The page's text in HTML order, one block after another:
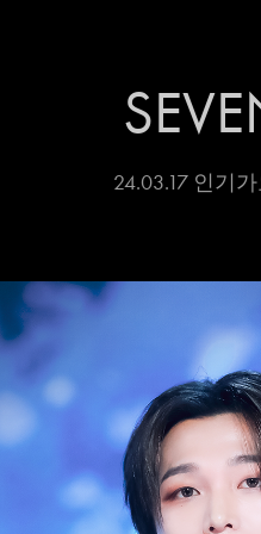
24.03.17 인기